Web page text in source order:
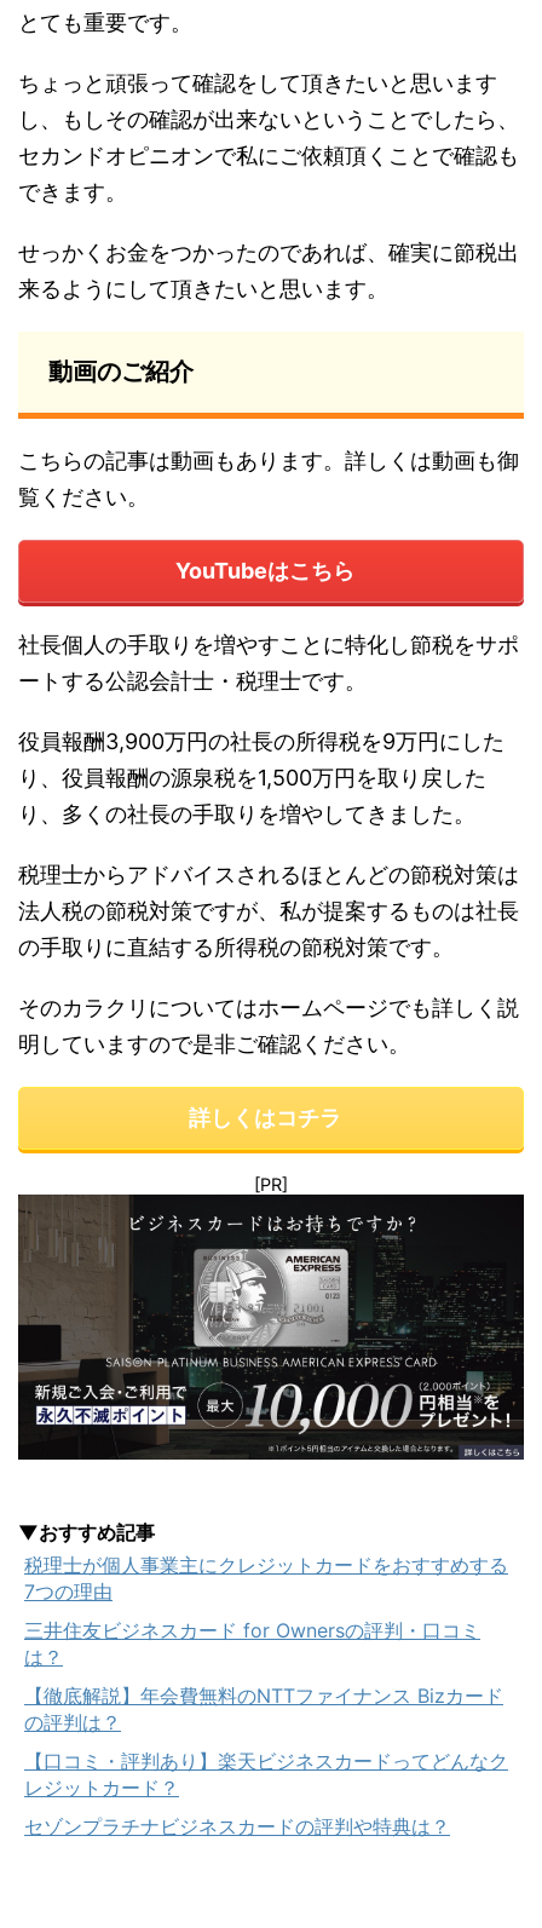
とても重要です。
ちょっと頑張って確認をして頂きたいと思います
し、もしその確認が出来ないということでしたら、
セカンドオピニオンで私にご依頼頂くことで確認も
できます。
せっかくお金をつかったのであれば、確実に節税出
来るようにして頂きたいと思います。
動画のご紹介
こちらの記事は動画もあります。詳しくは動画も御
覧ください。
YouTubeはこちら
社長個人の手取りを増やすことに特化し節税をサポ
ートする公認会計士・税理士です。
役員報酬3,900万円の社長の所得税を9万円にした
り、役員報酬の源泉税を1,500万円を取り戻した
り、多くの社長の手取りを増やしてきました。
税理士からアドバイスされるほとんどの節税対策は
法人税の節税対策ですが、私が提案するものは社長
の手取りに直結する所得税の節税対策です。
そのカラクリについてはホームページでも詳しく説
明していますので是非ご確認ください。
詳しくはコチラ
[PR]
▼おすすめ記事
税理士が個人事業主にクレジットカードをおすすめする
7つの理由
三井住友ビジネスカード for Ownersの評判・口コミ
は？
【徹底解説】年会費無料のNTTファイナンス Bizカード
の評判は？
【口コミ・評判あり】楽天ビジネスカードってどんなク
レジットカード？
セゾンプラチナビジネスカードの評判や特典は？